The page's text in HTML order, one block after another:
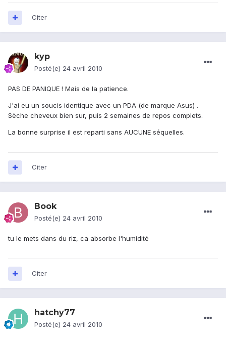
Citer
kyp
Posté(e) 24 avril 2010
PAS DE PANIQUE ! Mais de la patience.
J'ai eu un soucis identique avec un PDA (de marque Asus) .
Sèche cheveux bien sur, puis 2 semaines de repos complets.
La bonne surprise il est reparti sans AUCUNE séquelles.
Citer
Book
Posté(e) 24 avril 2010
tu le mets dans du riz, ca absorbe l'humidité
Citer
hatchy77
Posté(e) 24 avril 2010